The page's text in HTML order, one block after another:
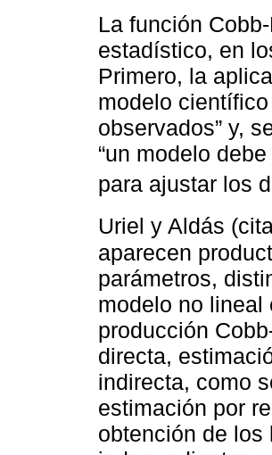
La función
estadístico, en
Primero, la
modelo
observados” y,
“un modelo
para ajustar los
Uriel y Aldás
aparecen
parámetros,
modelo no lineal
producción
directa,
indirecta, como
estimación por
obtención de los